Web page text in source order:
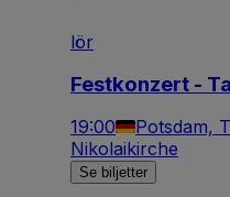
lör
Festkonzert -
19:00 Potsdam,
Nikolaikirche
Se biljetter